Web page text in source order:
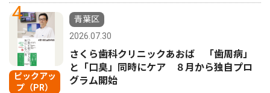
4
ピックアッ
プ（PR）
青葉区
2026.07.30
さくら歯科クリニックあおば 「歯周病」
と「口臭」同時にケア ８月から独自プロ
グラム開始